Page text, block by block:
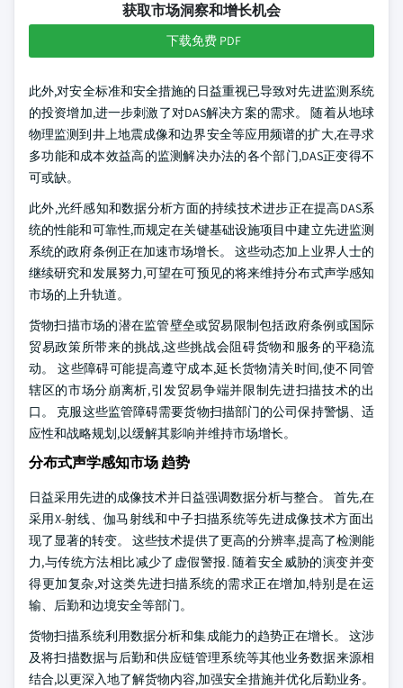
获取市场洞察和增长机会
下载免费 PDF
此外,对安全标准和安全措施的日益重视已导致对先进监测系统
的投资增加,进一步刺激了对DAS解决方案的需求。 随着从地球
物理监测到井上地震成像和边界安全等应用频谱的扩大,在寻求
多功能和成本效益高的监测解决办法的各个部门,DAS正变得不
可或缺。
此外,光纤感知和数据分析方面的持续技术进步正在提高DAS系
统的性能和可靠性,而规定在关键基础设施项目中建立先进监测
系统的政府条例正在加速市场增长。 这些动态加上业界人士的
继续研究和发展努力,可望在可预见的将来维持分布式声学感知
市场的上升轨道。
货物扫描市场的潜在监管壁垒或贸易限制包括政府条例或国际
贸易政策所带来的挑战,这些挑战会阻碍货物和服务的平稳流
动。 这些障碍可能提高遵守成本,延长货物清关时间,使不同管
辖区的市场分崩离析,引发贸易争端并限制先进扫描技术的出
口。 克服这些监管障碍需要货物扫描部门的公司保持警惕、适
应性和战略规划,以缓解其影响并维持市场增长。
分布式声学感知市场 趋势
日益采用先进的成像技术并日益强调数据分析与整合。 首先,在
采用X-射线、伽马射线和中子扫描系统等先进成像技术方面出
现了显著的转变。 这些技术提供了更高的分辨率,提高了检测能
力,与传统方法相比减少了虚假警报. 随着安全威胁的演变并变
得更加复杂,对这类先进扫描系统的需求正在增加,特别是在运
输、后勤和边境安全等部门。
货物扫描系统利用数据分析和集成能力的趋势正在增长。 这涉
及将扫描数据与后勤和供应链管理系统等其他业务数据来源相
结合,以更深入地了解货物内容,加强安全措施并优化后勤业务。